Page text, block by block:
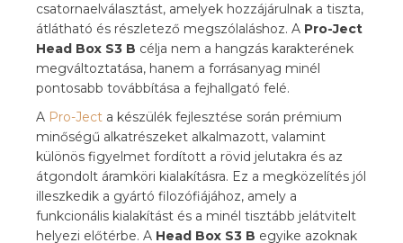
csatornaelválasztást, amelyek hozzájárulnak a tiszta,
átlátható és részletező megszólaláshoz. A Pro-Ject
Head Box S3 B célja nem a hangzás karakterének
megváltoztatása, hanem a forrásanyag minél
pontosabb továbbítása a fejhallgató felé.
A Pro-Ject a készülék fejlesztése során prémium
minőségű alkatrészeket alkalmazott, valamint
különös figyelmet fordított a rövid jelutakra és az
átgondolt áramköri kialakításra. Ez a megközelítés jól
illeszkedik a gyártó filozófiájához, amely a
funkcionális kialakítást és a minél tisztább jelátvitelt
helyezi előtérbe. A Head Box S3 B egyike azoknak